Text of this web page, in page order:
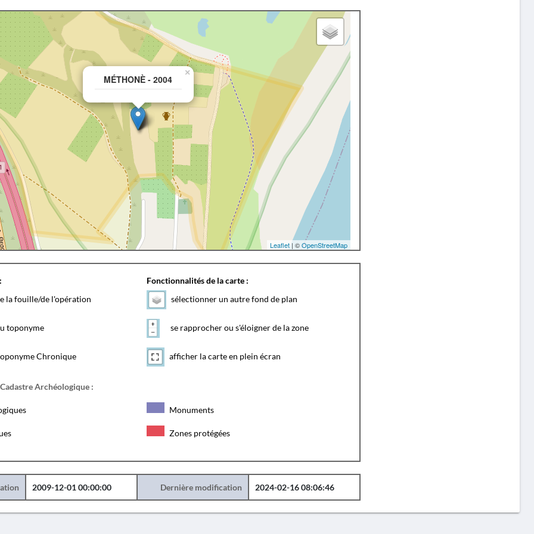
MÉTHONÈ - 2004
×
Leaflet| ©OpenStreetMap
la fouille/de l'opération
toponyme
Chronique
Fonctionnalités de la carte :
sélectionner un autre fond de plan
se rapprocher ou s'éloigner de la zone
afficher la carte en plein écran
Archéologique :
Monuments
Zones protégées
2009-12-01 00:00:00 Dernière modification 2024-02-16 08:06:46